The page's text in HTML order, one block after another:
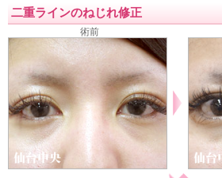
二重ラインのねじれ修正
術前